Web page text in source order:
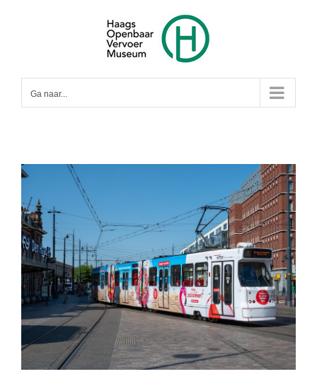
Ga naar...